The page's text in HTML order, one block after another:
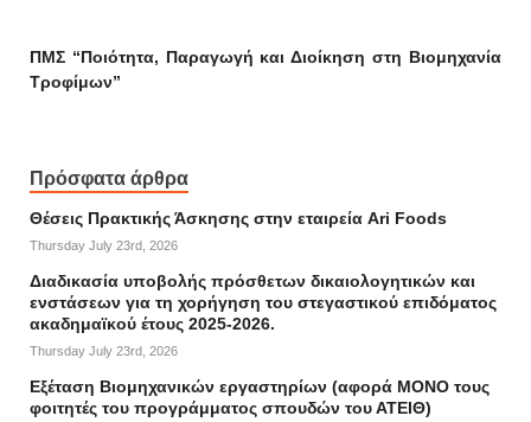
ΠΜΣ “Ποιότητα, Παραγωγή και Διοίκηση στη Βιομηχανία
Τροφίμων”
Πρόσφατα άρθρα
Θέσεις Πρακτικής Άσκησης στην εταιρεία Ari Foods
Thursday July 23rd, 2026
Διαδικασία υποβολής πρόσθετων δικαιολογητικών και
ενστάσεων για τη χορήγηση του στεγαστικού επιδόματος
ακαδημαϊκού έτους 2025-2026.
Thursday July 23rd, 2026
Εξέταση Βιομηχανικών εργαστηρίων (αφορά ΜΟΝΟ τους
φοιτητές του προγράμματος σπουδών του ΑΤΕΙΘ)